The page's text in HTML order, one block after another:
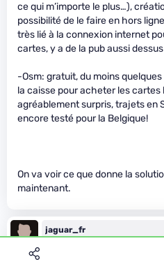
ce qui m’importe le plus…),
possibilité de le faire en hors
très lié à la connexion internet
cartes, y a de la pub aussi
-Osm: gratuit, du moins
la caisse pour acheter les cartes
agréablement surpris, trajets en
encore testé pour la Belgique!
On va voir ce que donne la
maintenant.
jaguar_fr
Le 22/10/2014 à 12h38